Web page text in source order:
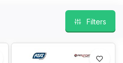
Filters